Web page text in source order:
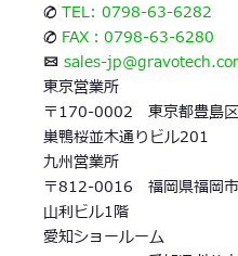
✆ TEL: 0798-63-6282
✆ FAX：0798-63-6280
✉ sales-
東京営業所
〒170-0002 東京都豊島
巣鴨桜並木通りビル201
九州営業所
〒812-0016 福岡県福岡
山利ビル1階
愛知ショールーム